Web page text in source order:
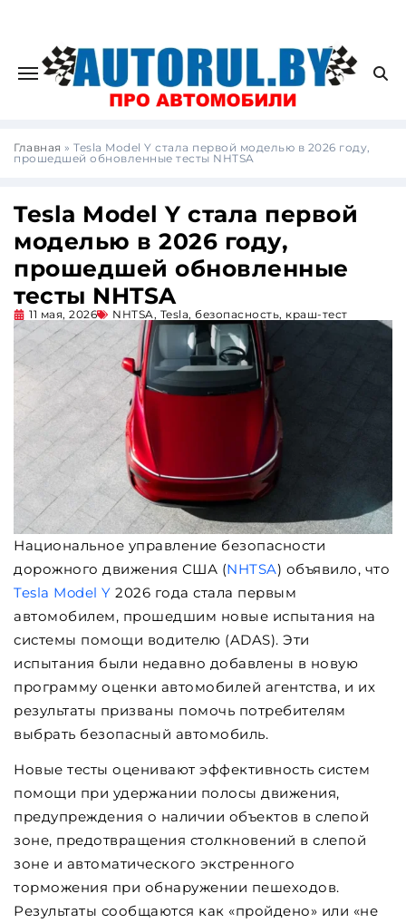
Главная » Tesla Model Y стала первой моделью в 2026 году,
прошедшей обновленные тесты NHTSA
Tesla Model Y стала первой
моделью в 2026 году,
прошедшей обновленные
тесты NHTSA
11 мая, 2026 NHTSA, Tesla, безопасность, краш-тест
Национальное управление безопасности
дорожного движения США (NHTSA) объявило, что
Tesla Model Y 2026 года стала первым
автомобилем, прошедшим новые испытания на
системы помощи водителю (ADAS). Эти
испытания были недавно добавлены в новую
программу оценки автомобилей агентства, и их
результаты призваны помочь потребителям
выбрать безопасный автомобиль.
Новые тесты оценивают эффективность систем
помощи при удержании полосы движения,
предупреждения о наличии объектов в слепой
зоне, предотвращения столкновений в слепой
зоне и автоматического экстренного
торможения при обнаружении пешеходов.
Результаты сообщаются как «пройдено» или «не